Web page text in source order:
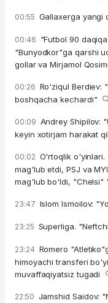
00:55 Gallaxerga yangi
00:46 "Futbol 90
"Bunyodkor"ga qarshi
gollar va Mirjamol
00:26 Ro'ziqul Berdiev:
boshqacha kechardi"
00:09 Andrey Shipilov:
keyin xotirjam harakat
00:02 O'rtoqlik o'yinlari.
mag'lub etdi, PSJ va
mag'lub bo'ldi, "Chelsi"
23:47 Islom Ismoilov:
23:25 Superliga.
23:24 Romero
himoyachi transferi
muvaffaqiyatsiz tugadi
22:50 Jamshid Saidov: